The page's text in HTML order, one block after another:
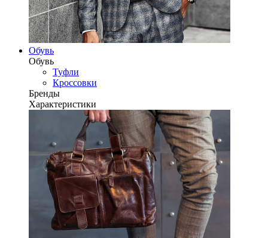
Обувь
Обувь
Туфли
Кроссовки
Бренды
Характеристики